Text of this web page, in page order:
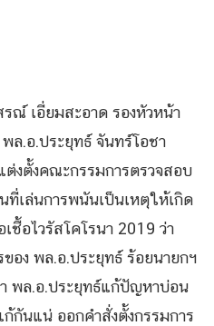
ณ์ เอี่ยมสะอาด รองหัวหน้า
ล.อ.ประยุทธ์ จันทร์โอชา
งตั้งคณะกรรมการตรวจสอบ
เล่นการพนันเป็นเหตุให้เกิด
ชื้อไวรัสโคโรนา 2019 ว่า
อง พล.อ.ประยุทธ์ ร้อยนายกฯ
พล.อ.ประยุทธ์แก้ปัญหาบ่อน
กันแน่ ออกคำสั่งตั้งกรรมการ